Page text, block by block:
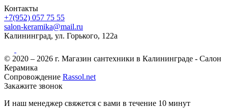
Контакты
+7(952) 057 75 55
salon-keramika@mail.ru
Калининград, ул. Горького, 122а
© 2020 – 2026 г. Магазин сантехники в Калининграде - Салон
Керамика
Сопровождение Rassol.net
Закажите звонок
И наш менеджер свяжется с вами в течение 10 минут